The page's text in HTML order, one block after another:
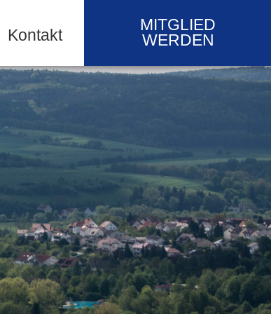
Kontakt
MITGLIED
WERDEN